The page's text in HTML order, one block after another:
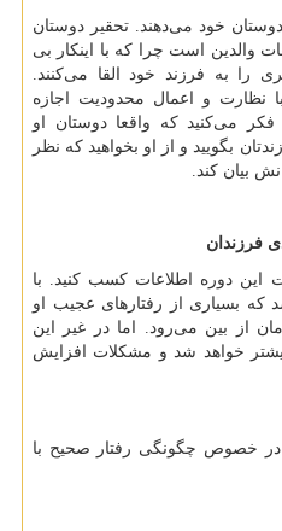
خود می‌دهند. تحقیر دوستان
والدین است چرا که با اینکار بی
را به فرزند خود القا می‌کنند.
نظارت و اعمال محدودیت اجازه
می‌کنید که واقعا دوستان او
بگویید و از او بخواهید که نظر
بیان کند.
این دوره اطلاعات کسب کنید. با
بسیاری از رفتارهای عجیب او
از بین می‌رود. اما در غیر این
خواهد شد و مشکلات افزایش
در خصوص چگونگی رفتار صحیح با